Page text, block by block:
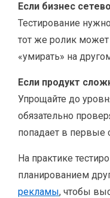
Если бизнес
Тестирование
тот же ролик
«умирать» на
Если продукт
Упрощайте до
обязательно
попадает в первые
На практике
планированием
рекламы, чтобы